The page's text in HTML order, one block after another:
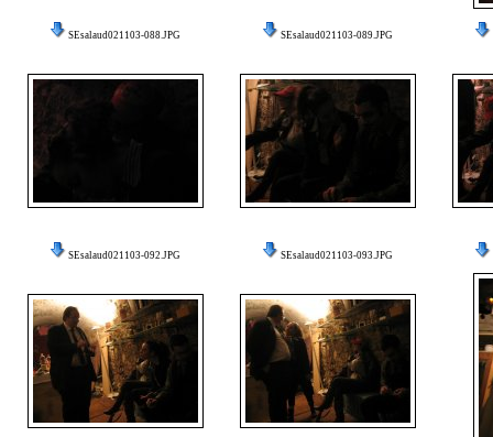
SEsalaud021103-088.JPG SEsalaud021103-089.JPG
SEsalaud021103-092.JPG SEsalaud021103-093.JPG